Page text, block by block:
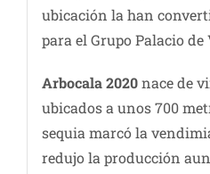
ubicación la han
para el Grupo Palacio
Arbocala 2020nace de
ubicados a unos 700
sequia marcó la
redujo la producción